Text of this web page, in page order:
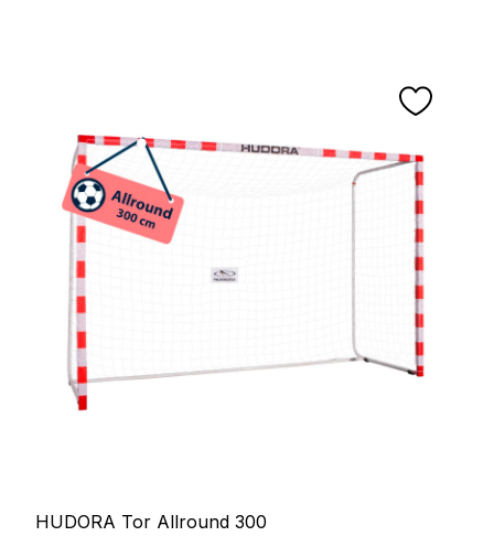
HUDORA Tor Allround 300